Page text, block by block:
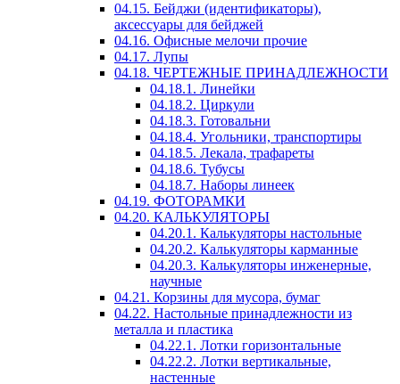
04.15. Бейджи (идентификаторы),
аксессуары для бейджей
04.16. Офисные мелочи прочие
04.17. Лупы
04.18. ЧЕРТЕЖНЫЕ ПРИНАДЛЕЖНОСТИ
04.18.1. Линейки
04.18.2. Циркули
04.18.3. Готовальни
04.18.4. Угольники, транспортиры
04.18.5. Лекала, трафареты
04.18.6. Тубусы
04.18.7. Наборы линеек
04.19. ФОТОРАМКИ
04.20. КАЛЬКУЛЯТОРЫ
04.20.1. Калькуляторы настольные
04.20.2. Калькуляторы карманные
04.20.3. Калькуляторы инженерные,
научные
04.21. Корзины для мусора, бумаг
04.22. Настольные принадлежности из
металла и пластика
04.22.1. Лотки горизонтальные
04.22.2. Лотки вертикальные,
настенные